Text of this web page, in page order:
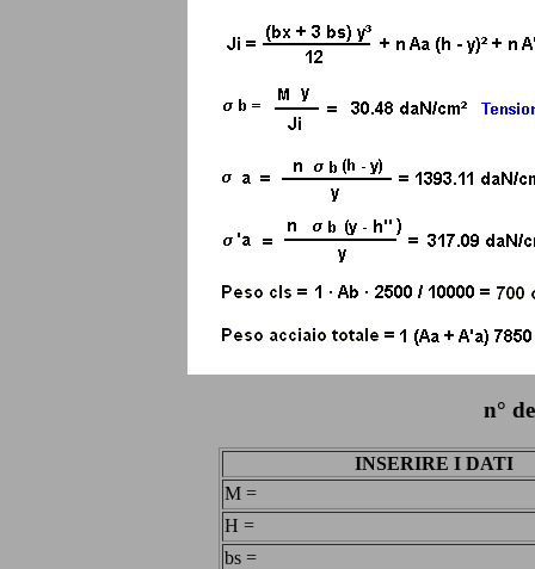
n°
INSERIRE I DATI
M =
H =
bs =